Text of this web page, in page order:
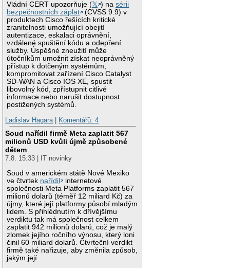
Vládní CERT upozorňuje (𝕏 ) nasérii
bezpečnostních záplat
(CVSS 9.9) v
produktech Cisco řešících kritické
zranitelnosti umožňující obejití
autentizace, eskalaci oprávnění,
vzdálené spuštění kódu a odepření
služby. Úspěšné zneužití může
útočníkům umožnit získat neoprávněný
přístup k dotčeným systémům,
kompromitovat zařízení Cisco Catalyst
SD-WAN a Cisco IOS XE, spustit
libovolný kód, zpřístupnit citlivé
informace nebo narušit dostupnost
postižených systémů.
Ladislav Hagara
Komentářů: 4
Soud nařídil firmě Meta zaplatit 567
milionů USD kvůli újmě způsobené
dětem
7.8. 15:33 | IT novinky
Soud v americkém státě Nové Mexiko
ve čtvrtek nařídil
internetové
společnosti Meta Platforms zaplatit 567
milionů dolarů (téměř 12 miliard Kč) za
újmy, které její platformy působí mladým
lidem. S přihlédnutím k dřívějšímu
verdiktu tak má společnost celkem
zaplatit 942 milionů dolarů, což je malý
zlomek jejího ročního výnosu, který loni
činil 60 miliard dolarů. Čtvrteční verdikt
firmě také nařizuje, aby změnila způsob,
jakým její